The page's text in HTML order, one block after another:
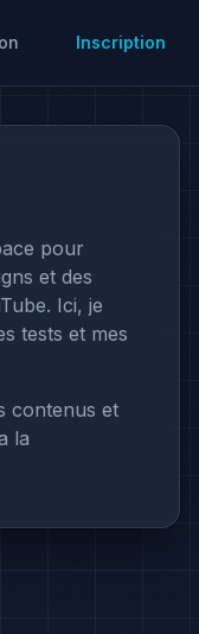
Inscription
pour
et des
Ici, je
tests et mes
contenus et
la